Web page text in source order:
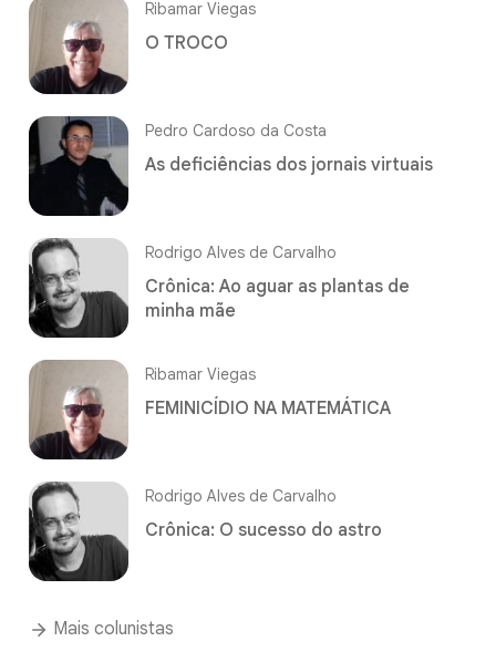
Ribamar Viegas
O TROCO
Pedro Cardoso da Costa
As deficiências dos jornais virtuais
Rodrigo Alves de Carvalho
Crônica: Ao aguar as plantas de
minha mãe
Ribamar Viegas
FEMINICÍDIO NA MATEMÁTICA
Rodrigo Alves de Carvalho
Crônica: O sucesso do astro
Mais colunistas